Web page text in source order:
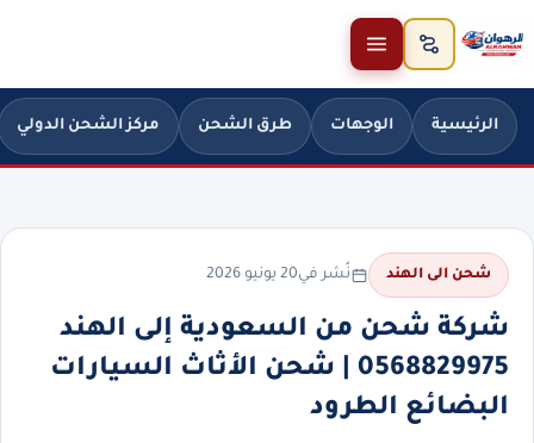
تخطَّ إلى المحتوى
الرئيسية الوجهات طرق الشحن مركز الشحن الدولي
شحن الى الهند نُشر في20 يونيو 2026
شركة شحن من السعودية إلى الهند
0568829975 | شحن الأثاث السيارات
البضائع الطرود